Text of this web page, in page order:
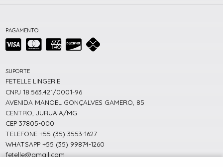
PAGAMENTO
SUPORTE
FETELLE LINGERIE
CNPJ 18.563.421/0001-96
AVENIDA MANOEL GONÇALVES GAMERO, 85
CENTRO, JURUAIA/MG
CEP 37805-000
TELEFONE +55 (35) 3553-1627
WHATSAPP +55 (35) 99874-1260
fetelle@gmail.com